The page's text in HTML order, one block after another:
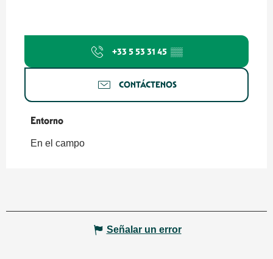
+33 5 53 31 45 ▒▒
CONTÁCTENOS
Entorno
Entorno
En el campo
Señalar un error